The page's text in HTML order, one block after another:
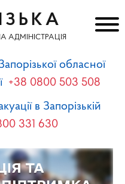
АДМІНІСТРАЦІЯ
обласної
+38 0800 503 508
в Запорізькій
331 630